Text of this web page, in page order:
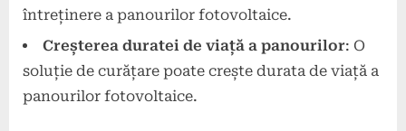
întreținere a panourilor fotovoltaice.
Creșterea duratei de viață a panourilor: O
soluție de curățare poate crește durata de viață a
panourilor fotovoltaice.